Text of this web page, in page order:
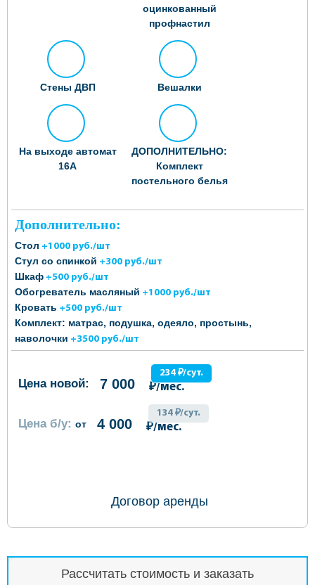
оцинкованный
профнастил
Стены ДВП Вешалки
На выходе автомат
16А
ДОПОЛНИТЕЛЬНО:
Комплект
постельного белья
Дополнительно:
Стол +1000 руб./шт
Стул со спинкой +300 руб./шт
Шкаф +500 руб./шт
Обогреватель масляный +1000 руб./шт
Кровать +500 руб./шт
Комплект: матрас, подушка, одеяло, простынь,
наволочки +3500 руб./шт
Цена новой: 7 000 ₽/мес.
234 ₽/сут.
Цена б/у: от 4 000 ₽/мес.
134 ₽/сут.
Договор аренды
Рассчитать стоимость и заказать